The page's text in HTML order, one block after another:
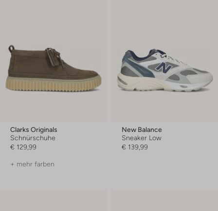
Clarks Originals
Schnürschuhe
€ 129,99
+ mehr farben
New Balance
Sneaker Low
€ 139,99